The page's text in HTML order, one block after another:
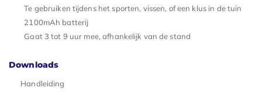
Te gebruiken tijdens het sporten, vissen, of een klus in de tuin
2100mAh batterij
Gaat 3 tot 9 uur mee, afhankelijk van de stand
Downloads
Handleiding